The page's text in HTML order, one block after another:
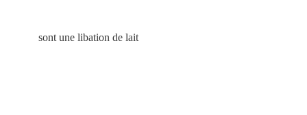
sont une libation de lait